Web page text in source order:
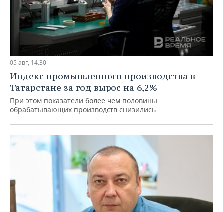
05 авг, 14:30
Индекс промышленного производства в
Татарстане за год вырос на 6,2%
При этом показатели более чем половины
обрабатывающих производств снизились